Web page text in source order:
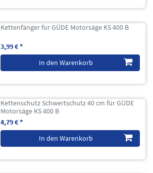
Kettenfänger für GÜDE Motorsäge KS 400 B
3,99 € *
In den Warenkorb
Kettenschutz Schwertschutz 40 cm für GÜDE
Motorsäge KS 400 B
4,79 € *
In den Warenkorb